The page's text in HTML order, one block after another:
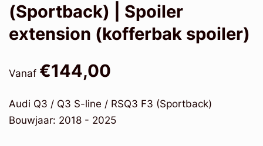
(Sportback) | Spoiler
extension (kofferbak spoiler)
Vanaf €144,00
Audi Q3 / Q3 S-line / RSQ3 F3 (Sportback)
Bouwjaar: 2018 - 2025